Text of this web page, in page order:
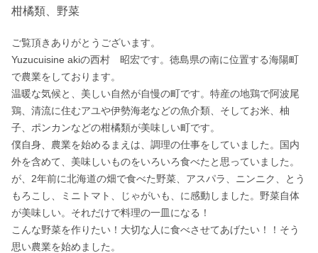
柑橘類、野菜
ご覧頂きありがとうございます。
Yuzucuisine akiの西村　昭宏です。徳島県の南に位置する海陽町
で農業をしております。
温暖な気候と、美しい自然が自慢の町です。特産の地鶏で阿波尾
鶏、清流に住むアユや伊勢海老などの魚介類、そしてお米、柚
子、ポンカンなどの柑橘類が美味しい町です。
僕自身、農業を始めるまえは、調理の仕事をしていました。国内
外を含めて、美味しいものをいろいろ食べたと思っていました。
が、2年前に北海道の畑で食べた野菜、アスパラ、ニンニク、とう
もろこし、ミニトマト、じゃがいも、に感動しました。野菜自体
が美味しい。それだけで料理の一皿になる！
こんな野菜を作りたい！大切な人に食べさせてあげたい！！そう
思い農業を始めました。